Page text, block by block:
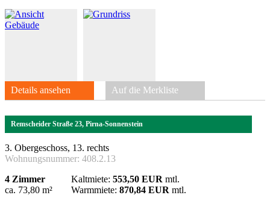
Details ansehen Auf die Merkliste
Remscheider Straße 23, Pirna-Sonnenstein
3. Obergeschoss, 13. rechts
Wohnungsnummer: 408.2.13
4 Zimmer
ca. 73,80 m²
Kaltmiete: 553,50 EUR mtl.
Warmmiete: 870,84 EUR mtl.